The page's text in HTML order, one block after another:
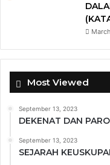
Most Viewed
September 13, 2023
DEKENAT DAN
September 13, 2023
SEJARAH